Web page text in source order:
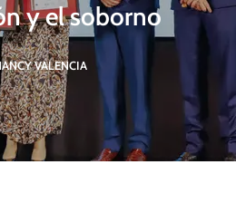
y el soborno
VALENCIA